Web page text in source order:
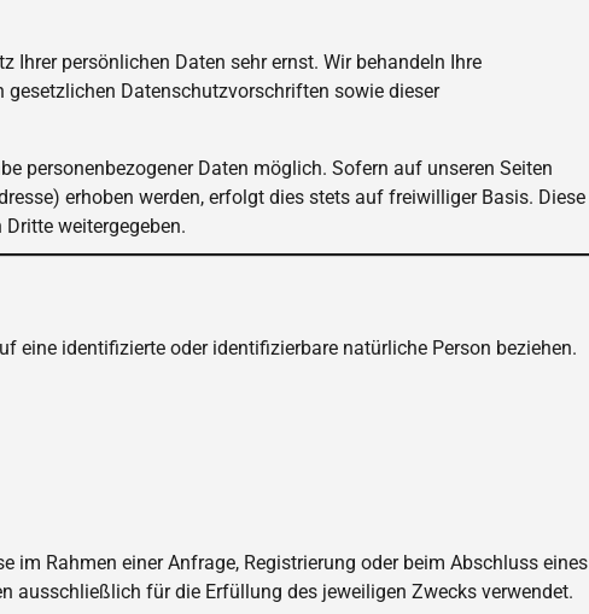
Ihrer persönlichen Daten sehr ernst. Wir behandeln Ihre
Datenschutzvorschriften sowie dieser
personenbezogener Daten möglich. Sofern auf unseren Seiten
erhoben werden, erfolgt dies stets auf freiwilliger Basis. Diese
weitergegeben.
eine identifizierte oder identifizierbare natürliche Person beziehen.
im Rahmen einer Anfrage, Registrierung oder beim Abschluss eines
ausschließlich für die Erfüllung des jeweiligen Zwecks verwendet.